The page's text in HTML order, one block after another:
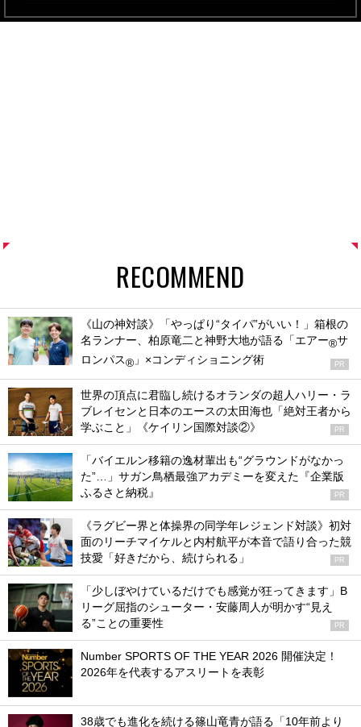
RECOMMEND
《山の神対談》「やっぱり“タイパ”がいい！」箱根の
名ランナー、柏原竜二と神野大地が語る「エアー®サ
ロンパス® 」×コンディショニング術 PR
世界の頂点に君臨し続けるオランダの超人ハリー・ラ
ブレイセンと日本のエースの太田海也「絶対王者から
学ぶこと」《ケイリン国際対談②》
PR
「バイエルン移籍の逸材輩出も“グラウンドがなかっ
た”…」サガン鳥栖最強アカデミーを変えた『企業版
ふるさと納税』
PR
《ラグビー界と体操界の同学年レジェンド対談》初対
面のリーチマイケルと内村航平が本音で語り合った競
技愛「好きだから、続けられる」
PR
「少しぼやけているだけでも感覚が狂ってきます」B
リーグ屈指のシューター・安藤周人が明かす“見え
る”ことの重要性
PR
Number SPORTS OF THE YEAR 2026 開催決定！
2026年を代表するアスリートを表彰
38歳でも進化を続ける篠山竜青が語る「10年前より